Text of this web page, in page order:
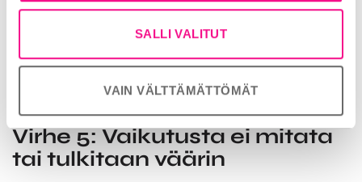
SALLI VALITUT
VAIN VÄLTTÄMÄTTÖMÄT
perusmittarit nopeasti
Puoliväli: säädä ajoitusta, kanavapainotusta tai
Loppuanalyysi: kirjaa opit seuraavaa kampanjaa
Virhe 5: Vaikutusta ei mitata
tai tulkitaan väärin